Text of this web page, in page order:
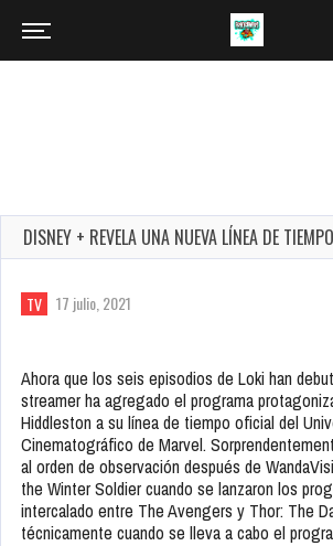
DISNEY + REVELA UNA NUEVA LÍNEA DE
TV 17 julio, 2021
Ahora que los seis episodios de Loki han
streamer ha agregado el programa
Hiddleston a su línea de tiempo oficial del
Cinematográfico de Marvel.
al orden de observación después de
the Winter Soldier cuando se lanzaron los
intercalado entre The Avengers y Thor: The
técnicamente cuando se lleva a cabo el